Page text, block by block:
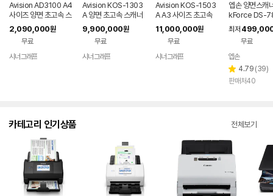
Avision AD3100 A4
사이즈 양면 초고속 스
캐너 100ppm/200i
pm
2,090,000원
무료
시너그래프
Avision KOS-1303
A 양면 초고속 스캐너
130ppm/260ipm
9,900,000원
무료
시너그래프
Avision KOS-1503
A A3 사이즈 초고속
양면 스캐너 150pp
m/300ipm
11,000,000원
무료
시너그래프
엡손 양면스캐
kForce DS-
무선
최저
무료
엡손
별
점
4.79 리
뷰
(39)
판매처40
카테고리 인기상품 전체보기